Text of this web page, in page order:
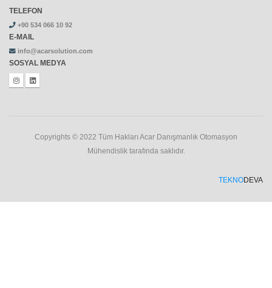
TELEFON
+90 534 066 10 92
E-MAIL
info@acarsolution.com
SOSYAL MEDYA
Copyrights © 2022 Tüm Hakları Acar Danışmanlık Otomasyon
Mühendislik tarafında saklıdır.
TEKNODEVA